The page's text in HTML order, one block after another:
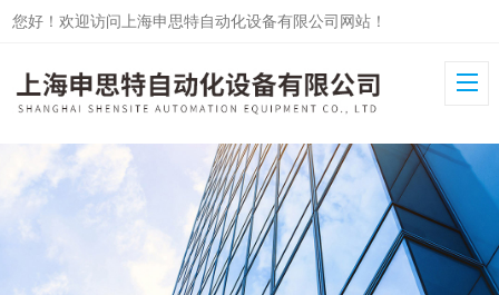
您好！欢迎访问上海申思特自动化设备有限公司网站！